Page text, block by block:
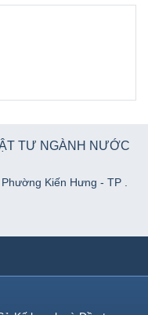
TƯ NGÀNH NƯỚC
Kiến Hưng - TP .